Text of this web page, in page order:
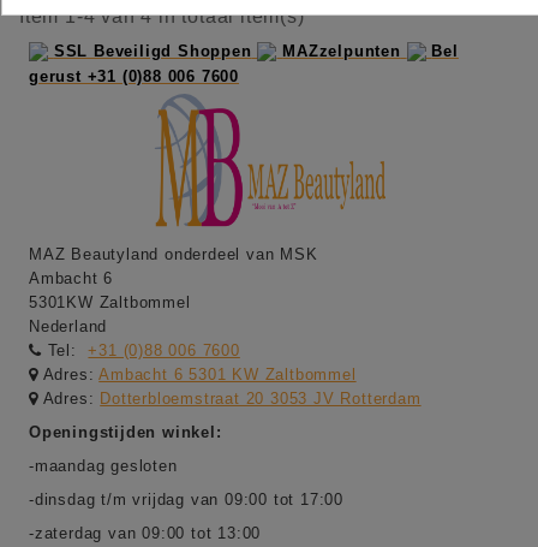
Item 1-4 van 4 in totaal item(s)
SSL Beveiligd Shoppen MAZzelpunten
Bel
gerust +31 (0)88 006 7600
MAZ Beautyland onderdeel van MSK
Ambacht 6
5301KW Zaltbommel
Nederland
Tel:
+31 (0)88 006 7600
Adres:Ambacht 6 5301 KW Zaltbommel
Adres: Dotterbloemstraat 20 3053 JV Rotterdam
Openingstijden winkel:
-maandag gesloten
-dinsdag t/m vrijdag van 09:00 tot 17:00
-zaterdag van 09:00 tot 13:00